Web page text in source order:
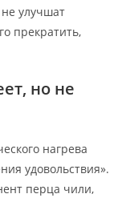
улучшат
прекратить,
но не
нагрева
удовольствия».
перца чили,